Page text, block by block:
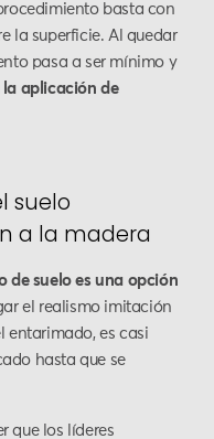
basta con
la superficie. Al quedar
pasa a ser mínimo y
aplicación de
suelo
a la madera
de suelo es una opción
el realismo imitación
entarimado, es casi
hasta que se
que los líderes